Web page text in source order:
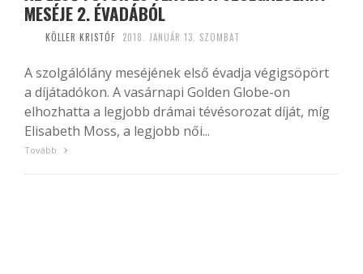
MESÉJE 2. ÉVADÁBÓL
KÖLLER KRISTÓF 2018. JANUÁR 13. SZOMBAT
A szolgálólány meséjének első évadja végigsöpört
a díjátadókon. A vasárnapi Golden Globe-on
elhozhatta a legjobb drámai tévésorozat díját, míg
Elisabeth Moss, a legjobb női...
Tovább